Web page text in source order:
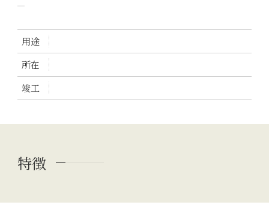
用途
所在
竣工
特徴